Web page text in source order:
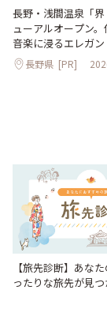
長野・浅間温泉「
ューアルオープン
音楽に浸るエレガ
長野県 [PR]
【旅先診断】あな
ったりな旅先が見